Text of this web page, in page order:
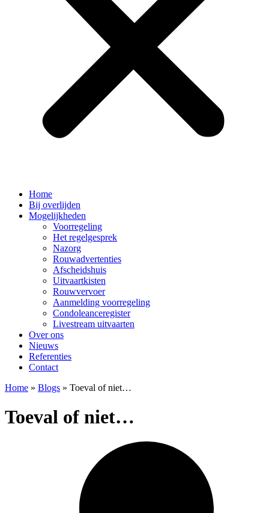
Home
Bij overlijden
Mogelijkheden
Voorregeling
Het regelgesprek
Nazorg
Rouwadvertenties
Afscheidshuis
Uitvaartkisten
Rouwvervoer
Aanmelding voorregeling
Condoleanceregister
Livestream uitvaarten
Over ons
Nieuws
Referenties
Contact
Home » Blogs » Toeval of niet…
Toeval of niet…